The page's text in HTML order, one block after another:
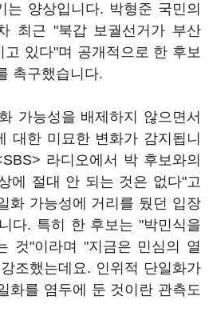
는 양상입니다. 박형준 국민의
최근 "북갑 보궐선거가 부산
고 있다"며 공개적으로 한 후보
촉구했습니다.
가능성을 배제하지 않으면서
대한 미묘한 변화가 감지됩니
라디오에서 박 후보와의
에 절대 안 되는 것은 없다"고
화 가능성에 거리를 뒀던 입장
다. 특히 한 후보는 "박민식을
것"이라며 "지금은 민심의 열
조했는데요. 인위적 단일화가
화를 염두에 둔 것이란 관측도